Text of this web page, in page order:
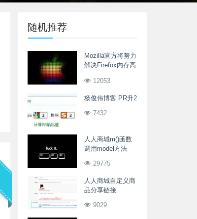
随机推荐
Mozilla官方将努力
解决Firefox内存高
12053
杨俊伟博客 PR升2
7432
人人商城m()函数
调用model方法
29775
人人商城自定义商
品分享链接
9029